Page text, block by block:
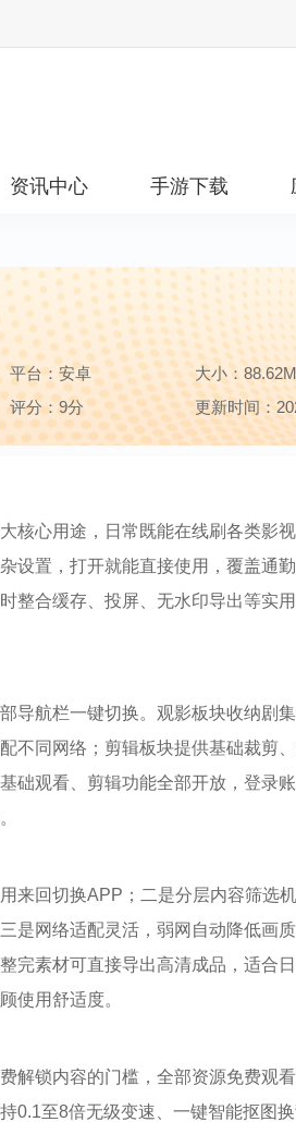
资讯中心 手游下载
平台：安卓
大小：
评分：9分 更新时间：
核心用途，日常既能在线刷各类影
设置，打开就能直接使用，覆盖通
整合缓存、投屏、无水印导出等实
导航栏一键切换。观影板块收纳剧
不同网络；剪辑板块提供基础裁剪
础观看、剪辑功能全部开放，登录
来回切换APP；二是分层内容筛选
是网络适配灵活，弱网自动降低画
完素材可直接导出高清成品，适合
使用舒适度。
解锁内容的门槛，全部资源免费观
0.1至8倍无级变速、一键智能抠图